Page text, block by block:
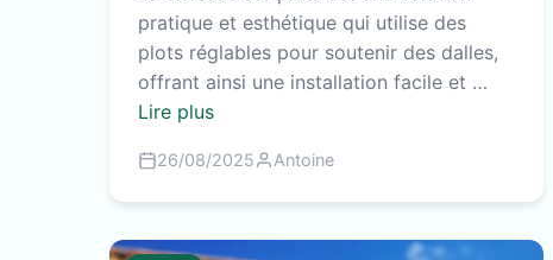
pratique et esthétique qui utilise des
plots réglables pour soutenir des dalles,
offrant ainsi une installation facile et …
Lire plus
26/08/2025 Antoine